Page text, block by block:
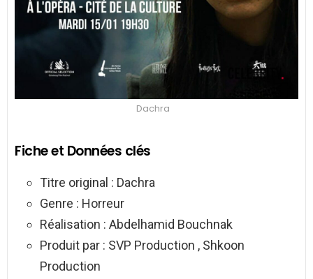
Dachra
Fiche et Données clés
Titre original : Dachra
Genre : Horreur
Réalisation : Abdelhamid Bouchnak
Produit par : SVP Production , Shkoon
Production